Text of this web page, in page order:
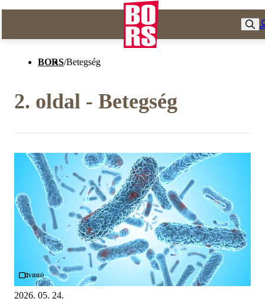
BORS/Betegség
2. oldal - Betegség
Videó
2026. 05. 24.